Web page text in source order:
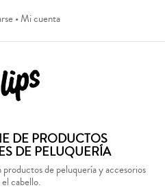
• Mi cuenta
DE PRODUCTOS
DE PELUQUERÍA
de peluquería y accesorios
el cabello.